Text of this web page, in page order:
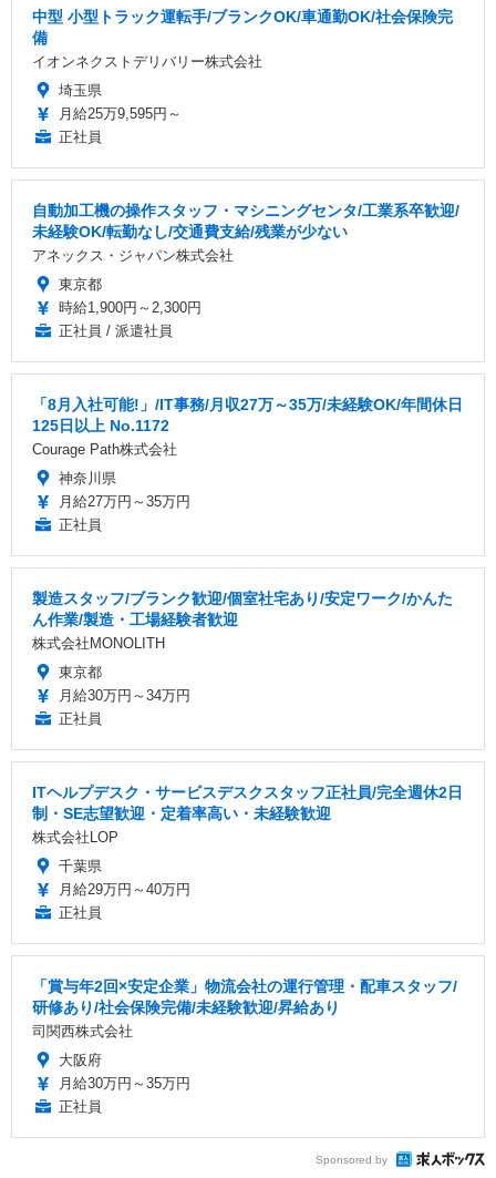
中型 小型トラック運転手/ブランクOK/車通勤OK/社会保険完
備
イオンネクストデリバリー株式会社
埼玉県
月給25万9,595円～
正社員
自動加工機の操作スタッフ・マシニングセンタ/工業系卒歓迎/
未経験OK/転勤なし/交通費支給/残業が少ない
アネックス・ジャパン株式会社
東京都
時給1,900円～2,300円
正社員 / 派遣社員
「8月入社可能!」/IT事務/月収27万～35万/未経験OK/年間休日
125日以上 No.1172
Courage Path株式会社
神奈川県
月給27万円～35万円
正社員
製造スタッフ/ブランク歓迎/個室社宅あり/安定ワーク/かんた
ん作業/製造・工場経験者歓迎
株式会社MONOLITH
東京都
月給30万円～34万円
正社員
ITヘルプデスク・サービスデスクスタッフ正社員/完全週休2日
制・SE志望歓迎・定着率高い・未経験歓迎
株式会社LOP
千葉県
月給29万円～40万円
正社員
「賞与年2回×安定企業」物流会社の運行管理・配車スタッフ/
研修あり/社会保険完備/未経験歓迎/昇給あり
司関西株式会社
大阪府
月給30万円～35万円
正社員
Sponsored by